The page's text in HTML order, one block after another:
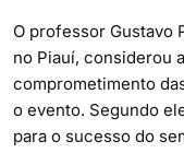
O professor Gustavo
no Piauí, considerou
comprometimento
o evento. Segundo
para o sucesso do